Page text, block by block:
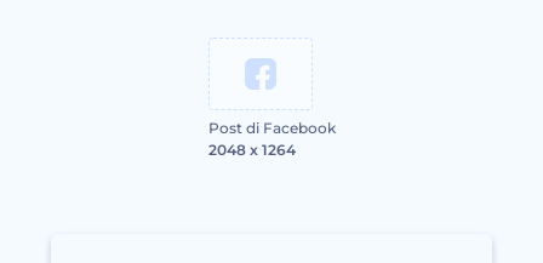
Post di Facebook
2048 x 1264